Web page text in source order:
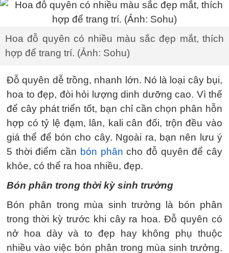
Hoa đỗ quyên có nhiều màu sắc đẹp mắt, thích
hợp để trang trí. (Ảnh: Sohu)
Đỗ quyên dễ trồng, nhanh lớn. Nó là loại cây bụi,
hoa to đẹp, đòi hỏi lượng dinh dưỡng cao. Vì thế
để cây phát triển tốt, bạn chỉ cần chọn phân hỗn
hợp có tỷ lệ đạm, lân, kali cân đối, trộn đều vào
giá thể để bón cho cây. Ngoài ra, bạn nên lưu ý
5 thời điểm cần bón phân cho đỗ quyên để cây
khỏe, có thể ra hoa nhiều, đẹp.
Bón phân trong thời kỳ sinh trưởng
Bón phân trong mùa sinh trưởng là bón phân
trong thời kỳ trước khi cây ra hoa. Đỗ quyên có
nở hoa dày và to đẹp hay không phụ thuộc
nhiều vào việc bón phân trong mùa sinh trưởng.